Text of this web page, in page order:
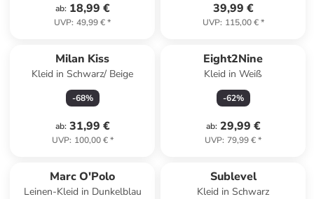
ab: 18,99 €
UVP: 49,99 €*
39,99 €
UVP: 115,00 €*
Milan Kiss
Kleid in Schwarz/ Beige
-68%
ab: 31,99 €
UVP: 100,00 €*
Eight2Nine
Kleid in Weiß
-62%
ab: 29,99 €
UVP: 79,99 €*
Marc O'Polo
Leinen-Kleid in Dunkelblau
Sublevel
Kleid in Schwarz